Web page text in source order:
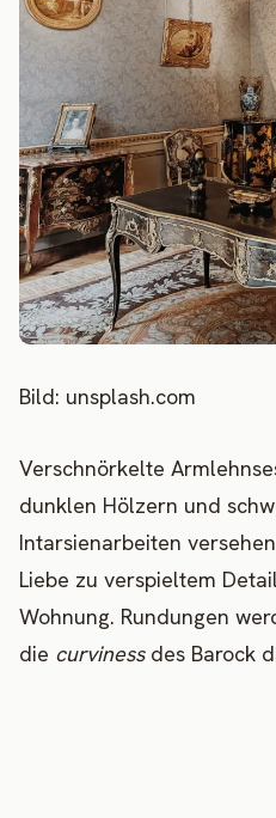
Bild: unsplash.com
Verschnörkelte
dunklen Hölzern und
Intarsienarbeiten
Liebe zu verspieltem
Wohnung. Rundungen
die curvinessdes Barock